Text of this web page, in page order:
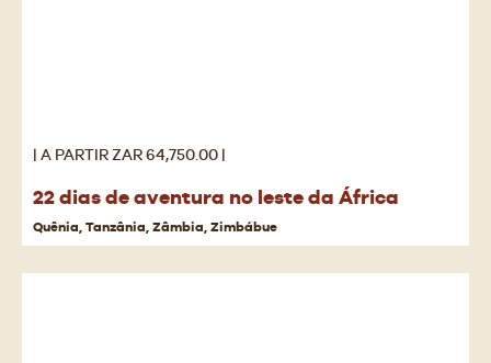
| A PARTIR ZAR 64,750.00 |
22 dias de aventura no leste da África
Quênia, Tanzânia, Zâmbia, Zimbábue